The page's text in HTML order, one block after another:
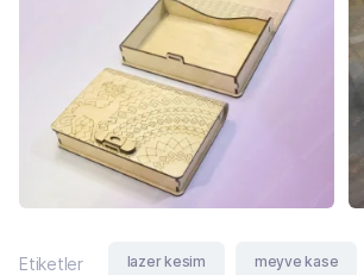
Etiketler lazer kesim meyve kase